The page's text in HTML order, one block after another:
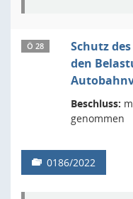
Ö 28
Schutz
den
Beschluss:
genommen
0186/2022